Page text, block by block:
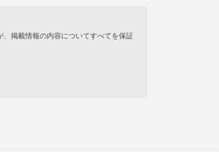
掲載情報の内容についてすべてを保証